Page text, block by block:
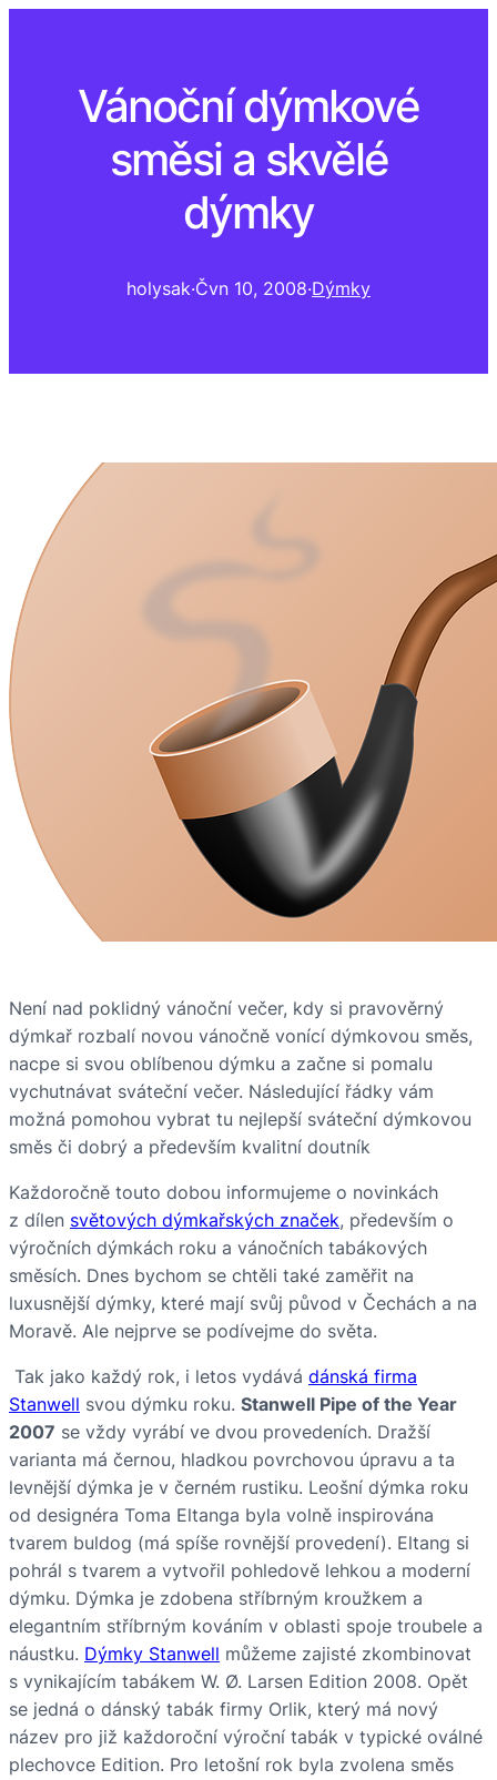
Vánoční dýmkové
směsi a skvělé
dýmky
holysak·Čvn 10, 2008·Dýmky
Není nad poklidný vánoční večer, kdy si pravověrný
dýmkař rozbalí novou vánočně vonící dýmkovou směs,
nacpe si svou oblíbenou dýmku a začne si pomalu
vychutnávat sváteční večer. Následující řádky vám
možná pomohou vybrat tu nejlepší sváteční dýmkovou
směs či dobrý a především kvalitní doutník
Každoročně touto dobou informujeme o novinkách
z dílen světových dýmkařských značek, především o
výročních dýmkách roku a vánočních tabákových
směsích. Dnes bychom se chtěli také zaměřit na
luxusnější dýmky, které mají svůj původ v Čechách a na
Moravě. Ale nejprve se podívejme do světa.
Tak jako každý rok, i letos vydává dánská firma
Stanwell svou dýmku roku. Stanwell Pipe of the Year
2007 se vždy vyrábí ve dvou provedeních. Dražší
varianta má černou, hladkou povrchovou úpravu a ta
levnější dýmka je v černém rustiku. Leošní dýmka roku
od designéra Toma Eltanga byla volně inspirována
tvarem buldog (má spíše rovnější provedení). Eltang si
pohrál s tvarem a vytvořil pohledově lehkou a moderní
dýmku. Dýmka je zdobena stříbrným kroužkem a
elegantním stříbrným kováním v oblasti spoje troubele a
náustku. Dýmky Stanwell můžeme zajisté zkombinovat
s vynikajícím tabákem W. Ø. Larsen Edition 2008. Opět
se jedná o dánský tabák firmy Orlik, který má nový
název pro již každoroční výroční tabák v typické oválné
plechovce Edition. Pro letošní rok byla zvolena směs